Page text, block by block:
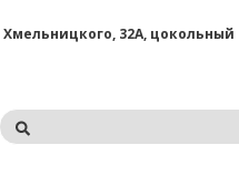
Хмельницкого, 32А, цокольный